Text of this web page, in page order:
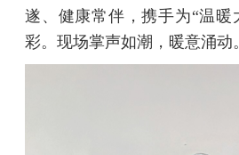
遂、健康常伴，携手为“温暖
彩。现场掌声如潮，暖意涌动。